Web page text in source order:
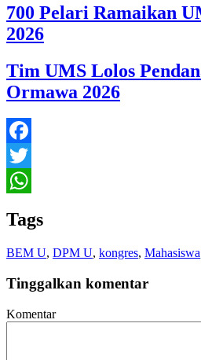
700 Pelari Ramaikan
2026
Tim UMS Lolos
Ormawa 2026
Facebook
Twitter
Tags
BEM U, DPM U, kongres, Mahasiswa
Tinggalkan komentar
Komentar